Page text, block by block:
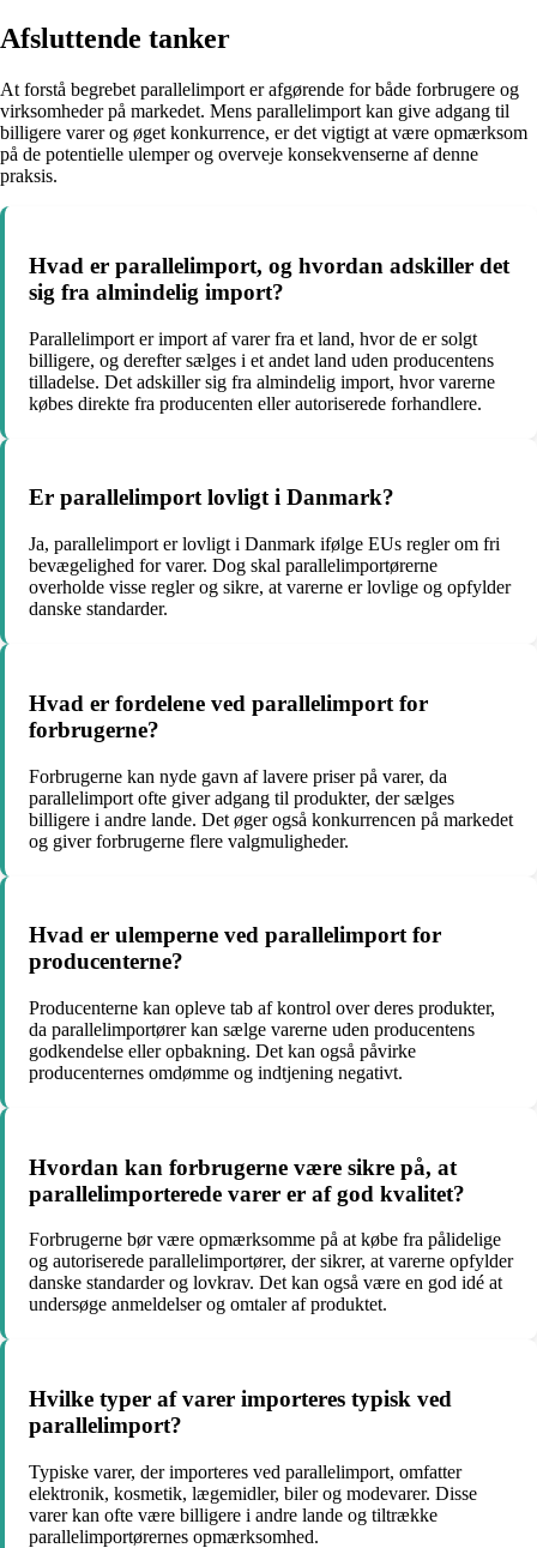
Afsluttende tanker
At forstå begrebet parallelimport er afgørende for både forbrugere og
virksomheder på markedet. Mens parallelimport kan give adgang til
billigere varer og øget konkurrence, er det vigtigt at være opmærksom
på de potentielle ulemper og overveje konsekvenserne af denne
praksis.
Hvad er parallelimport, og hvordan adskiller det
sig fra almindelig import?
Parallelimport er import af varer fra et land, hvor de er solgt
billigere, og derefter sælges i et andet land uden producentens
tilladelse. Det adskiller sig fra almindelig import, hvor varerne
købes direkte fra producenten eller autoriserede forhandlere.
Er parallelimport lovligt i Danmark?
Ja, parallelimport er lovligt i Danmark ifølge EUs regler om fri
bevægelighed for varer. Dog skal parallelimportørerne
overholde visse regler og sikre, at varerne er lovlige og opfylder
danske standarder.
Hvad er fordelene ved parallelimport for
forbrugerne?
Forbrugerne kan nyde gavn af lavere priser på varer, da
parallelimport ofte giver adgang til produkter, der sælges
billigere i andre lande. Det øger også konkurrencen på markedet
og giver forbrugerne flere valgmuligheder.
Hvad er ulemperne ved parallelimport for
producenterne?
Producenterne kan opleve tab af kontrol over deres produkter,
da parallelimportører kan sælge varerne uden producentens
godkendelse eller opbakning. Det kan også påvirke
producenternes omdømme og indtjening negativt.
Hvordan kan forbrugerne være sikre på, at
parallelimporterede varer er af god kvalitet?
Forbrugerne bør være opmærksomme på at købe fra pålidelige
og autoriserede parallelimportører, der sikrer, at varerne opfylder
danske standarder og lovkrav. Det kan også være en god idé at
undersøge anmeldelser og omtaler af produktet.
Hvilke typer af varer importeres typisk ved
parallelimport?
Typiske varer, der importeres ved parallelimport, omfatter
elektronik, kosmetik, lægemidler, biler og modevarer. Disse
varer kan ofte være billigere i andre lande og tiltrække
parallelimportørernes opmærksomhed.